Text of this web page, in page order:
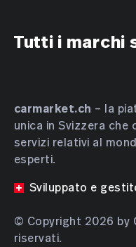
Tutti i marchi
Aston Martin
Audi
Bugatti
BYD
Citroën
Cupra
Farizon
Ferrari
Genesis
Honda
Isuzu
JAC
carmarket.ch – la
unica in Svizzera
servizi relativi al
esperti.
Sviluppato e
© Copyright 2026 by
riservati.